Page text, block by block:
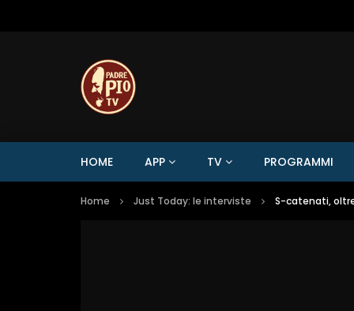
HOME APP TV PROGRAMMI
Home Just Today: le interviste S-catenati,